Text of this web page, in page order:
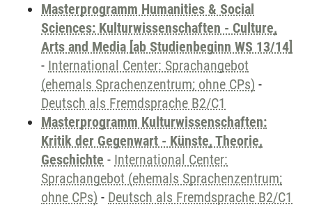
Masterprogramm Humanities & Social
Sciences: Kulturwissenschaften - Culture,
Arts and Media [ab Studienbeginn WS 13/14]
- International Center: Sprachangebot
(ehemals Sprachenzentrum; ohne CPs) -
Deutsch als Fremdsprache B2/C1
Masterprogramm Kulturwissenschaften:
Kritik der Gegenwart - Künste, Theorie,
Geschichte - International Center:
Sprachangebot (ehemals Sprachenzentrum;
ohne CPs) - Deutsch als Fremdsprache B2/C1